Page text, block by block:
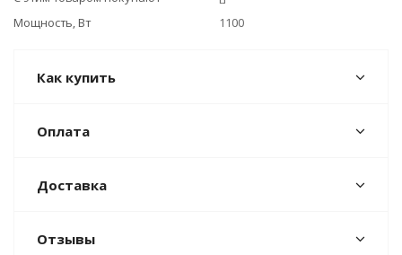
Мощность, Вт
1100
Как купить
Оплата
Доставка
Отзывы